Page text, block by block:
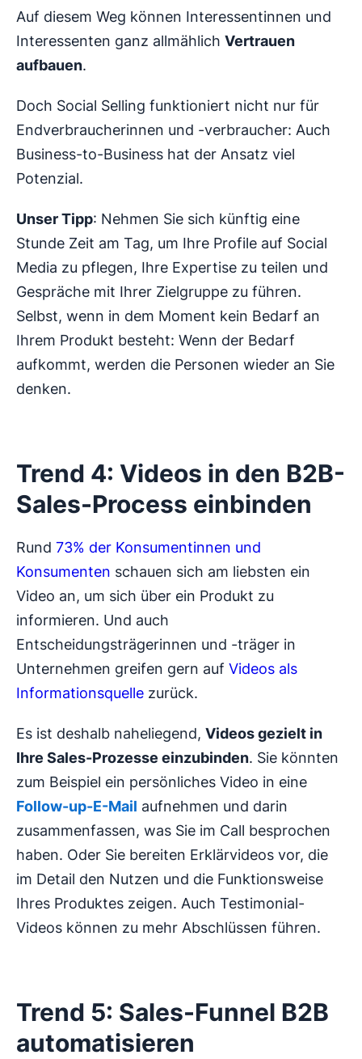
Auf diesem Weg können Interessentinnen und
Interessenten ganz allmählich Vertrauen
aufbauen.
Doch Social Selling funktioniert nicht nur für
Endverbraucherinnen und -verbraucher: Auch
Business-to-Business hat der Ansatz viel
Potenzial.
Unser Tipp: Nehmen Sie sich künftig eine
Stunde Zeit am Tag, um Ihre Profile auf Social
Media zu pflegen, Ihre Expertise zu teilen und
Gespräche mit Ihrer Zielgruppe zu führen.
Selbst, wenn in dem Moment kein Bedarf an
Ihrem Produkt besteht: Wenn der Bedarf
aufkommt, werden die Personen wieder an Sie
denken.
Trend 4: Videos in den B2B-
Sales-Process einbinden
Rund 73% der Konsumentinnen und
Konsumenten schauen sich am liebsten ein
Video an, um sich über ein Produkt zu
informieren. Und auch
Entscheidungsträgerinnen und -träger in
Unternehmen greifen gern auf Videos als
Informationsquelle zurück.
Es ist deshalb naheliegend, Videos gezielt in
Ihre Sales-Prozesse einzubinden. Sie könnten
zum Beispiel ein persönliches Video in eine
Follow-up-E-Mail aufnehmen und darin
zusammenfassen, was Sie im Call besprochen
haben. Oder Sie bereiten Erklärvideos vor, die
im Detail den Nutzen und die Funktionsweise
Ihres Produktes zeigen. Auch Testimonial-
Videos können zu mehr Abschlüssen führen.
Trend 5: Sales-Funnel B2B
automatisieren